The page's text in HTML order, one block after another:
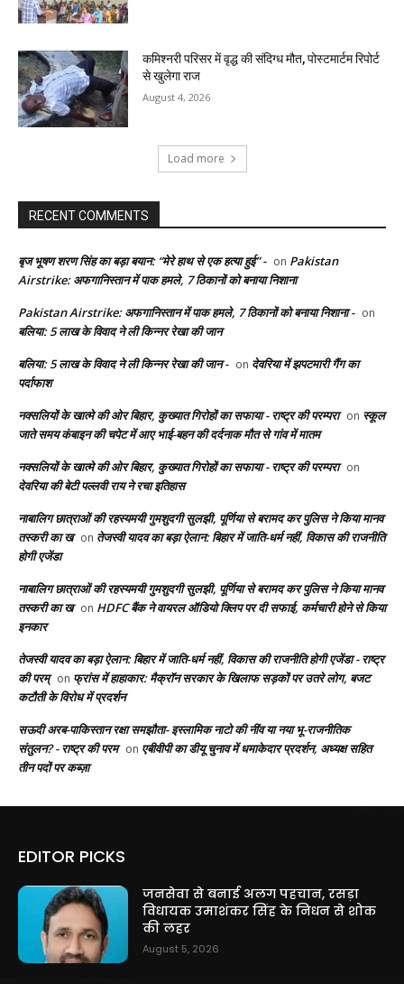
कमिश्नरी परिसर में वृद्ध की संदिग्ध मौत, पोस्टमार्टम रिपोर्ट
से खुलेगा राज
August 4, 2026
Load more
RECENT COMMENTS
बृज भूषण शरण सिंह का बड़ा बयान: “मेरे हाथ से एक हत्या हुई” - on Pakistan
Airstrike: अफगानिस्तान में पाक हमले, 7 ठिकानों को बनाया निशाना
Pakistan Airstrike: अफगानिस्तान में पाक हमले, 7 ठिकानों को बनाया निशाना - on
बलिया: 5 लाख के विवाद ने ली किन्नर रेखा की जान
बलिया: 5 लाख के विवाद ने ली किन्नर रेखा की जान - on देवरिया में झपटमारी गैंग का
पर्दाफाश
नक्सलियों के खात्मे की ओर बिहार, कुख्यात गिरोहों का सफाया - राष्ट्र की परम्परा on स्कूल
जाते समय कंबाइन की चपेट में आए भाई-बहन की दर्दनाक मौत से गांव में मातम
नक्सलियों के खात्मे की ओर बिहार, कुख्यात गिरोहों का सफाया - राष्ट्र की परम्परा on
देवरिया की बेटी पल्लवी राय ने रचा इतिहास
नाबालिग छात्राओं की रहस्यमयी गुमशुदगी सुलझी, पूर्णिया से बरामद कर पुलिस ने किया मानव
तस्करी का ख on तेजस्वी यादव का बड़ा ऐलान: बिहार में जाति-धर्म नहीं, विकास की राजनीति
होगी एजेंडा
नाबालिग छात्राओं की रहस्यमयी गुमशुदगी सुलझी, पूर्णिया से बरामद कर पुलिस ने किया मानव
तस्करी का ख on HDFC बैंक ने वायरल ऑडियो क्लिप पर दी सफाई, कर्मचारी होने से किया
इनकार
तेजस्वी यादव का बड़ा ऐलान: बिहार में जाति-धर्म नहीं, विकास की राजनीति होगी एजेंडा - राष्ट्र
की परम् on फ्रांस में हाहाकार: मैक्रॉन सरकार के खिलाफ सड़कों पर उतरे लोग, बजट
कटौती के विरोध में प्रदर्शन
सऊदी अरब-पाकिस्तान रक्षा समझौता- इस्लामिक नाटो की नींव या नया भू-राजनीतिक
संतुलन? - राष्ट्र की परम on एबीवीपी का डीयू चुनाव में धमाकेदार प्रदर्शन, अध्यक्ष सहित
तीन पदों पर कब्ज़ा
EDITOR PICKS
जनसेवा से बनाई अलग पहचान, रसड़ा
विधायक उमाशंकर सिंह के निधन से शोक
की लहर
August 5, 2026